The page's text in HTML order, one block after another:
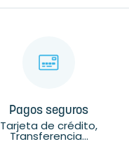
Pagos seguros
Tarjeta de crédito,
Transferencia...